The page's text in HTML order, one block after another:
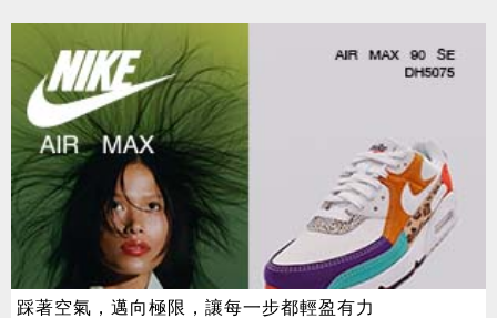
踩著空氣，邁向極限，讓每一步都輕盈有力